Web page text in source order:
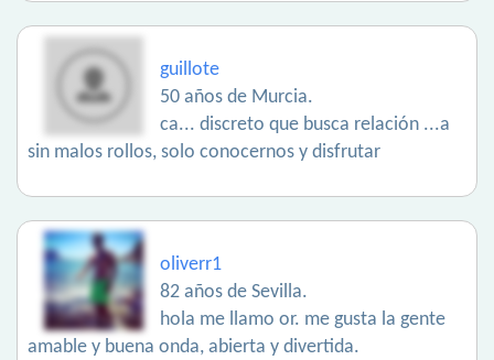
guillote
50 años de Murcia.
ca... discreto que busca relación ...a
sin malos rollos, solo conocernos y disfrutar
oliverr1
82 años de Sevilla.
hola me llamo or. me gusta la gente
amable y buena onda, abierta y divertida.